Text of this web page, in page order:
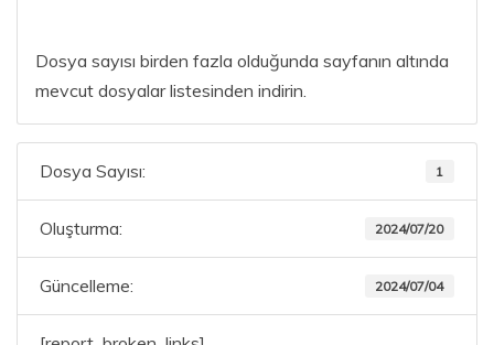
Dosya sayısı birden fazla olduğunda sayfanın altında
mevcut dosyalar listesinden indirin.
Dosya Sayısı: 1
Oluşturma: 2024/07/20
Güncelleme: 2024/07/04